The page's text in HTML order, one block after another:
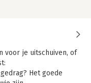
voor je uitschuiven, of
Het goede